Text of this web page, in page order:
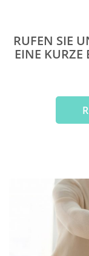
RUFEN SIE
EINE